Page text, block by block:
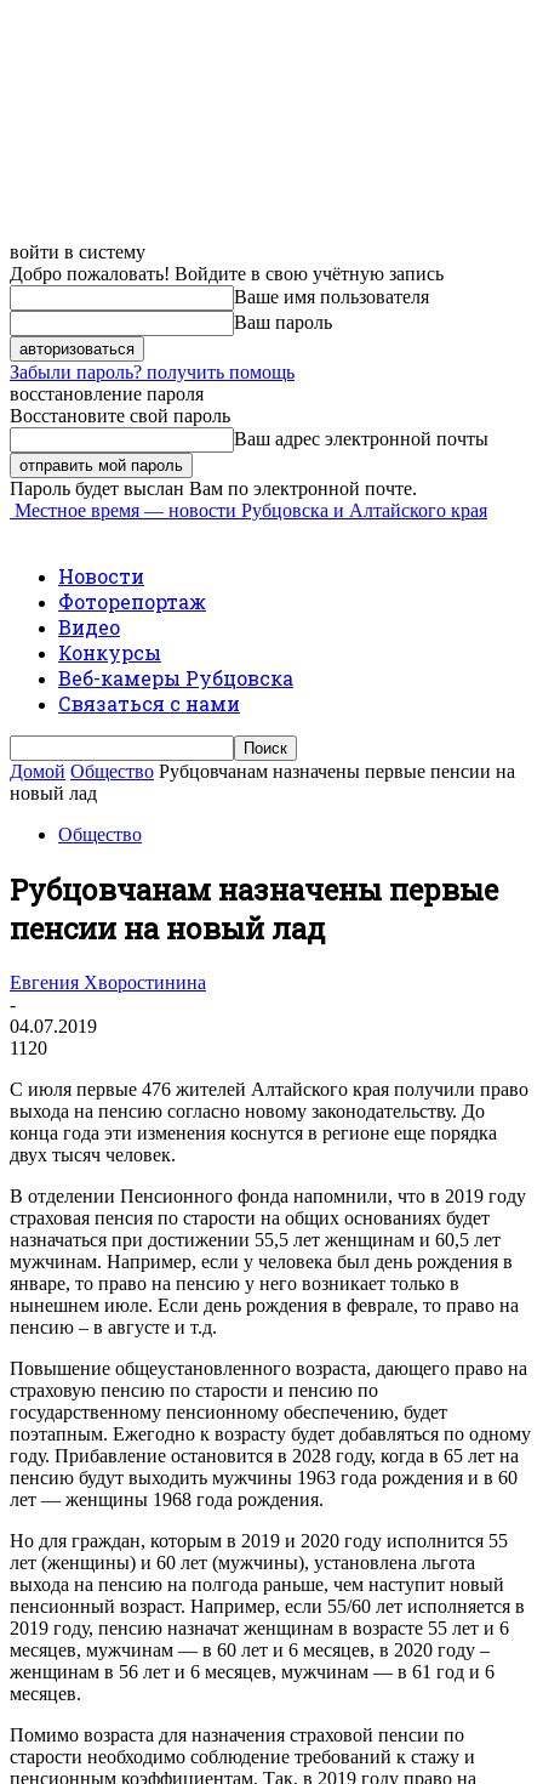
войти в систему
Добро пожаловать! Войдите в свою учётную запись
Ваше имя пользователя
Ваш пароль
Забыли пароль? получить помощь
восстановление пароля
Восстановите свой пароль
Ваш адрес электронной почты
Пароль будет выслан Вам по электронной почте.
Местное время — новости Рубцовска и Алтайского края
Новости
Фоторепортаж
Видео
Конкурсы
Веб-камеры Рубцовска
Связаться с нами
Домой Общество Рубцовчанам назначены первые пенсии на
новый лад
Общество
Рубцовчанам назначены первые
пенсии на новый лад
Евгения Хворостинина
-
04.07.2019
1120
С июля первые 476 жителей Алтайского края получили право
выхода на пенсию согласно новому законодательству. До
конца года эти изменения коснутся в регионе еще порядка
двух тысяч человек.
В отделении Пенсионного фонда напомнили, что в 2019 году
страховая пенсия по старости на общих основаниях будет
назначаться при достижении 55,5 лет женщинам и 60,5 лет
мужчинам. Например, если у человека был день рождения в
январе, то право на пенсию у него возникает только в
нынешнем июле. Если день рождения в феврале, то право на
пенсию – в августе и т.д.
Повышение общеустановленного возраста, дающего право на
страховую пенсию по старости и пенсию по
государственному пенсионному обеспечению, будет
поэтапным. Ежегодно к возрасту будет добавляться по одному
году. Прибавление остановится в 2028 году, когда в 65 лет на
пенсию будут выходить мужчины 1963 года рождения и в 60
лет — женщины 1968 года рождения.
Но для граждан, которым в 2019 и 2020 году исполнится 55
лет (женщины) и 60 лет (мужчины), установлена льгота
выхода на пенсию на полгода раньше, чем наступит новый
пенсионный возраст. Например, если 55/60 лет исполняется в
2019 году, пенсию назначат женщинам в возрасте 55 лет и 6
месяцев, мужчинам — в 60 лет и 6 месяцев, в 2020 году –
женщинам в 56 лет и 6 месяцев, мужчинам — в 61 год и 6
месяцев.
Помимо возраста для назначения страховой пенсии по
старости необходимо соблюдение требований к стажу и
пенсионным коэффициентам. Так, в 2019 году право на